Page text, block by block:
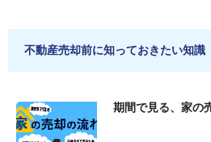
不動産売却前に知っておきたい知識
期間で見る、家の